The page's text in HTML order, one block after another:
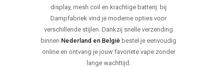
display, mesh coil en krachtige batterij: bij
Dampfabriek vind je moderne opties voor
verschillende stijlen. Dankzij snelle verzending
binnen Nederland en België bestel je eenvoudig
online en ontvang je jouw favoriete vape zonder
lange wachttijd.